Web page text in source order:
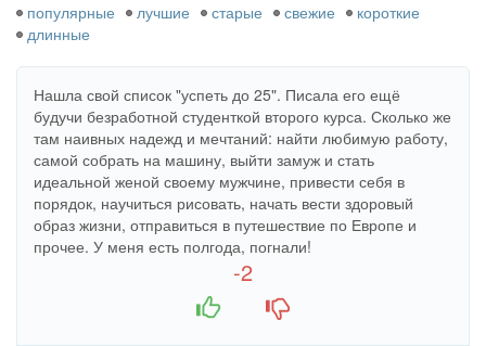
популярные лучшие старые свежие
короткие
длинные
Нашла свой список "успеть до 25". Писала его ещё
будучи безработной студенткой второго курса. Сколько же
там наивных надежд и мечтаний: найти любимую работу,
самой собрать на машину, выйти замуж и стать
идеальной женой своему мужчине, привести себя в
порядок, научиться рисовать, начать вести здоровый
образ жизни, отправиться в путешествие по Европе и
прочее. У меня есть полгода, погнали!
-2